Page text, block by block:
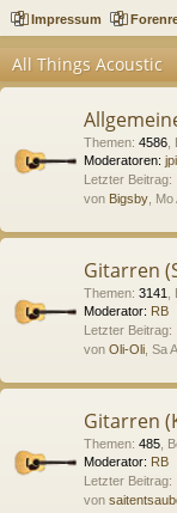
llz
riff
Impressum
All Things Acoustic
Themen: 4586
Moderatoren:
Letzter Beitrag:
von Bigsby ,
Gitarren
Themen: 3141
Moderator: RB
Letzter Beitrag:
von Oli-Oli , Sa
Gitarren
Themen: 485
Moderator: RB
Letzter Beitrag:
von